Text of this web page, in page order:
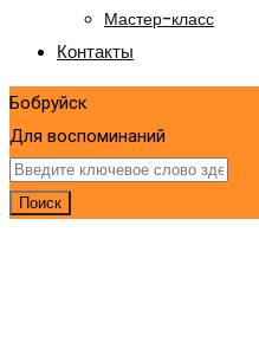
Мастер-класс
Контакты
Бобруйск
Для воспоминаний
Поиск